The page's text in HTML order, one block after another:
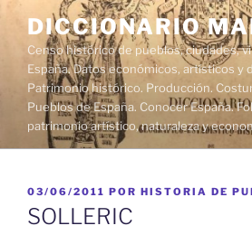
contenido
DICCIONARIO
Censo histórico de pueblos, ciudades,
España. Datos económicos, artísticos y
Patrimonio histórico. Producción.
Pueblos de España. Conocer España.
patrimonio artístico, naturaleza y
PUBLICADO
EL
03/06/2011 POR HISTORIA DE
SOLLERIC